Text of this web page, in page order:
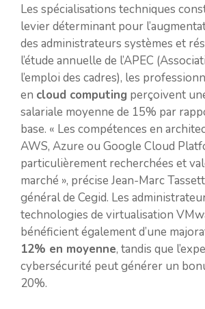
Les spécialisations techniques
levier déterminant pour
des administrateurs systèmes et
l’étude annuelle de l’APEC
l’emploi des cadres), les
en cloud computing perçoivent
salariale moyenne de 15% par
base. « Les compétences en
AWS, Azure ou Google Cloud
particulièrement recherchées et
marché », précise Jean-Marc
général de Cegid. Les
technologies de virtualisation
bénéficient également d’une
12% en moyenne, tandis que
cybersécurité peut générer un
20%.